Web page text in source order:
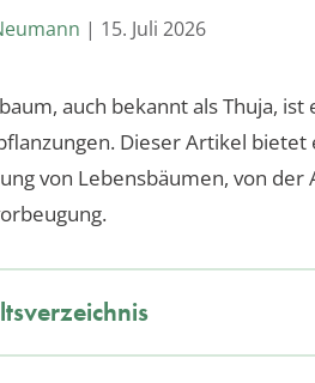
| 15. Juli 2026
auch bekannt als Thuja,
Dieser Artikel
von Lebensbäumen, von der